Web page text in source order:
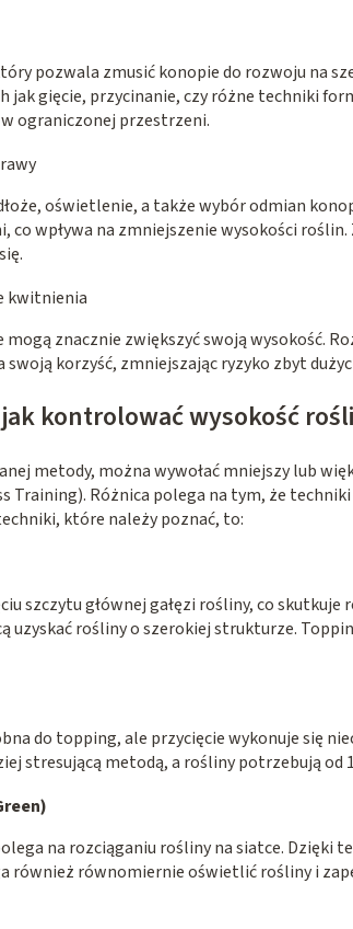
pozwala zmusić konopie do rozwoju na
jak gięcie, przycinanie, czy różne techniki
ograniczonej przestrzeni.
oświetlenie, a także wybór odmian
co wpływa na zmniejszenie wysokości
kwitnienia
znacznie zwiększyć swoją wysokość.
korzyść, zmniejszając ryzyko zbyt
kontrolować wysokość
metody, można wywołać mniejszy lub
Training). Różnica polega na tym, że
które należy poznać, to:
szczytu głównej gałęzi rośliny, co
uzyskać rośliny o szerokiej strukturze.
do topping, ale przycięcie wykonuje się
stresującą metodą, a rośliny potrzebują od
na rozciąganiu rośliny na siatce.
również równomiernie oświetlić rośliny i